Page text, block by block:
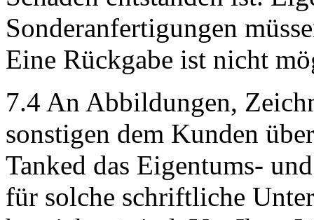
Sonderanfertigungen
Eine Rückgabe ist nicht
7.4 An Abbildungen,
sonstigen dem Kunden
Tanked das Eigentums-
für solche schriftliche